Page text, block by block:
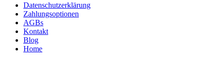
Datenschutzerklärung
Zahlungsoptionen
AGBs
Kontakt
Blog
Home